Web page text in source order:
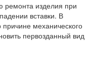
ремонта изделия при
вставки. В
механического
первозданный вид